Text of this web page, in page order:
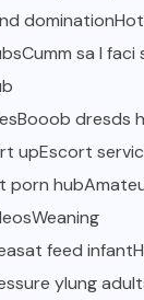
sa l
dresds
upEscort
porn
feed
ylung